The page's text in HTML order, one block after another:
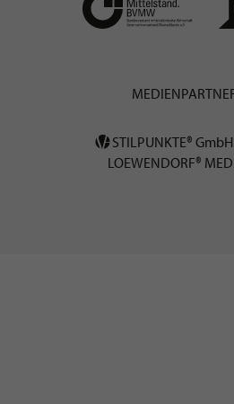
STILPUNKTE®
LOEWENDORF®